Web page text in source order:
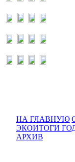
НА ГЛАВНУЮ
ЭКОИТОГИ
АРХИВ